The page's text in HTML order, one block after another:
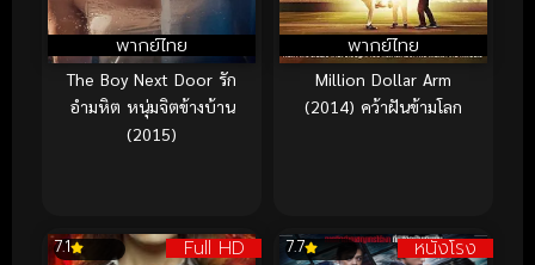
พากย์ไทย
The Boy Next Door รัก
อำมหิต หนุ่มจิตข้างบ้าน
(2015)
พากย์ไทย
Million Dollar Arm
(2014) คว้าฝันข้ามโลก
Full HD
7.1 หนังโรง
7.7